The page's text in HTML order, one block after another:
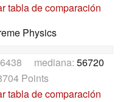
tabla de comparación
Physics
mediana: 56720
Points
tabla de comparación